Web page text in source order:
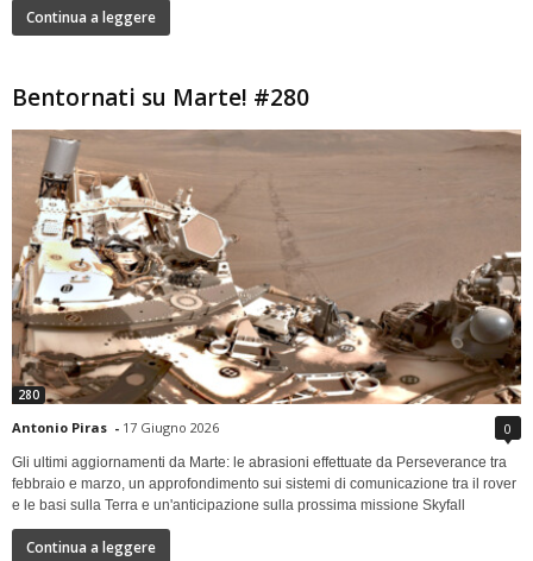
Continua a leggere
Bentornati su Marte! #280
280
Antonio Piras - 17 Giugno 2026 0
Gli ultimi aggiornamenti da Marte: le abrasioni effettuate da Perseverance tra
febbraio e marzo, un approfondimento sui sistemi di comunicazione tra il rover
e le basi sulla Terra e un'anticipazione sulla prossima missione Skyfall
Continua a leggere